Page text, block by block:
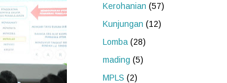
Kerohanian (57)
Kunjungan (12)
Lomba (28)
mading (5)
MPLS (2)